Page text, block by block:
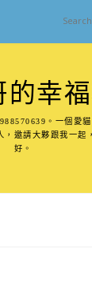
的幸
。一個愛
，邀請大夥跟我一起
好。